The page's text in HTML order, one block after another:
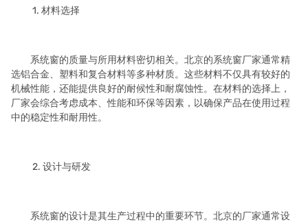
1. 材料选择
系统窗的质量与所用材料密切相关。北京的系统窗厂家通常精
选铝合金、塑料和复合材料等多种材质。这些材料不仅具有较好的
机械性能，还能提供良好的耐候性和耐腐蚀性。在材料的选择上，
厂家会综合考虑成本、性能和环保等因素，以确保产品在使用过程
中的稳定性和耐用性。
2. 设计与研发
系统窗的设计是其生产过程中的重要环节。北京的厂家通常设